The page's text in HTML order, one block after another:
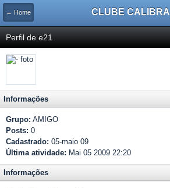
← Home CLUBE CALIBRA
Perfil de e21
Informações
Grupo: AMIGO
Posts: 0
Cadastrado: 05-maio 09
Última atividade: Mai 05 2009 22:20
Informações